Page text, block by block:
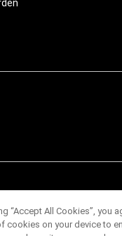
“Accept All Cookies”, you
cookies on your device to